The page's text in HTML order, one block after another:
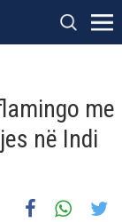
me
në Indi